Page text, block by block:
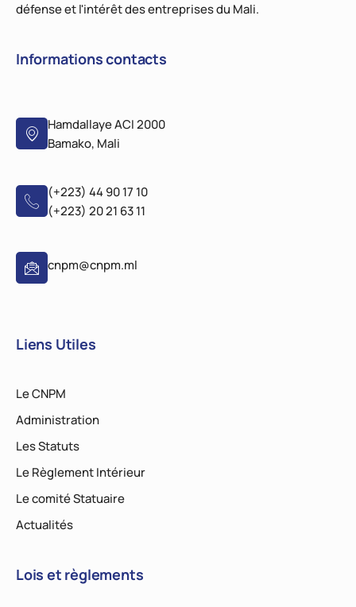
défense et l'intérêt des entreprises du Mali.
Informations contacts
Hamdallaye ACI 2000
Bamako, Mali
(+223) 44 90 17 10
(+223) 20 21 63 11
cnpm@cnpm.ml
Liens Utiles
Le CNPM
Administration
Les Statuts
Le Règlement Intérieur
Le comité Statuaire
Actualités
Lois et règlements